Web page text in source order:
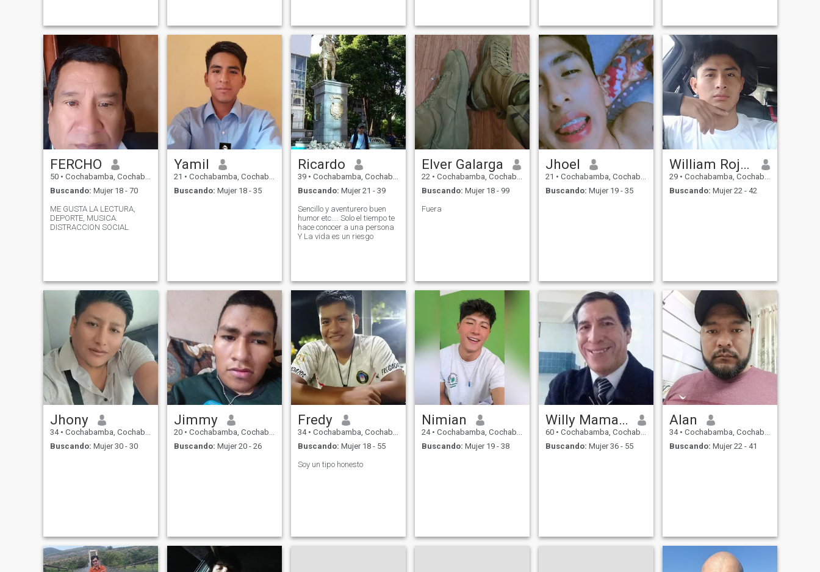
espero que siempre estemos
sanos
gusta ser un poco cursi
bueno espero que nos
FERCHO
50 • Cochabamba, Cochabamba, Bolivia
Buscando: Mujer 18 - 70
ME GUSTA LA LECTURA,
DEPORTE, MUSICA.
DISTRACCION SOCIAL
Yamil
21 • Cochabamba, Cochabamba, Bolivia
Buscando: Mujer 18 - 35
Ricardo
39 • Cochabamba, Cochabamba, Bolivia
Buscando: Mujer 21 - 39
Sencillo y aventurero buen
humor etc.... Solo el tiempo te
hace conocer a una persona
Y La vida es un riesgo
Elver Galarga
22 • Cochabamba, Cochabamba, Bolivia
Buscando: Mujer 18 - 99
Fuera
Jhoel
21 • Cochabamba, Cochabamba, Bolivia
Buscando: Mujer 19 - 35
William Rojas
29 • Cochabamba, Cochabamba, Bolivia
Buscando: Mujer 22 - 42
Jhony
34 • Cochabamba, Cochabamba, Bolivia
Buscando: Mujer 30 - 30
Jimmy
20 • Cochabamba, Cochabamba, Bolivia
Buscando: Mujer 20 - 26
Fredy
34 • Cochabamba, Cochabamba, Bolivia
Buscando: Mujer 18 - 55
Soy un tipo honesto
Nimian
24 • Cochabamba, Cochabamba, Bolivia
Buscando: Mujer 19 - 38
Willy Mamani Aguilar
60 • Cochabamba, Cochabamba, Bolivia
Buscando: Mujer 36 - 55
Alan
34 • Cochabamba, Cochabamba, Bolivia
Buscando: Mujer 22 - 41